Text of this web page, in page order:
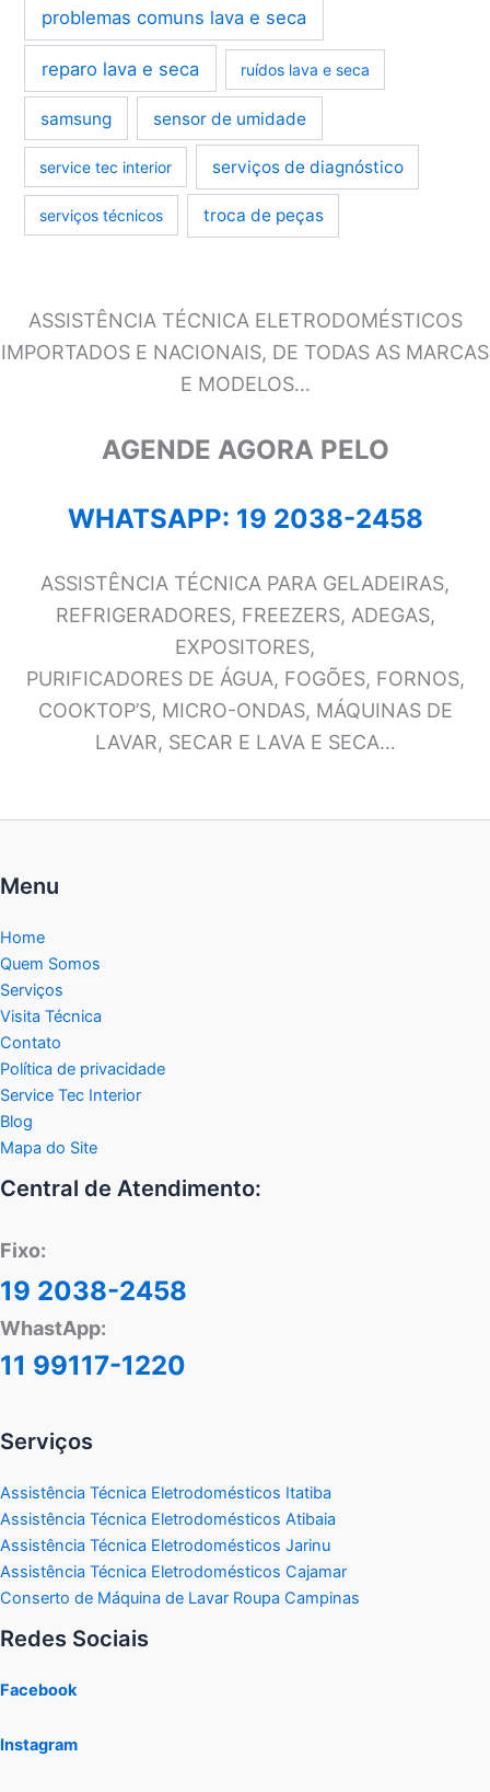
problemas comuns lava e seca
reparo lava e seca ruídos lava e seca
samsung sensor de umidade
service tec interior serviços de diagnóstico
serviços técnicos troca de peças
ASSISTÊNCIA TÉCNICA ELETRODOMÉSTICOS
IMPORTADOS E NACIONAIS, DE TODAS AS MARCAS
E MODELOS…
AGENDE AGORA PELO
WHATSAPP: 19 2038-2458
ASSISTÊNCIA TÉCNICA PARA GELADEIRAS,
REFRIGERADORES, FREEZERS, ADEGAS,
EXPOSITORES,
PURIFICADORES DE ÁGUA, FOGÕES, FORNOS,
COOKTOP’S, MICRO-ONDAS, MÁQUINAS DE
LAVAR, SECAR E LAVA E SECA…
Menu
Home
Quem Somos
Serviços
Visita Técnica
Contato
Política de privacidade
Service Tec Interior
Blog
Mapa do Site
Central de Atendimento:
Fixo:
19 2038-2458
WhastApp:
11 99117-1220
Serviços
Assistência Técnica Eletrodomésticos Itatiba
Assistência Técnica Eletrodomésticos Atibaia
Assistência Técnica Eletrodomésticos Jarinu
Assistência Técnica Eletrodomésticos Cajamar
Conserto de Máquina de Lavar Roupa Campinas
Redes Sociais
Facebook
Instagram